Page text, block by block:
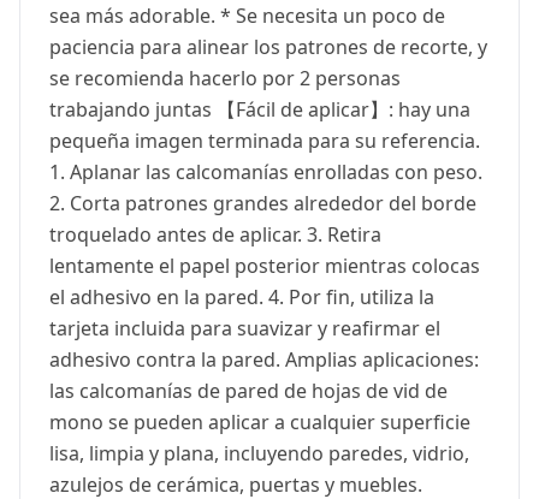
sea más adorable. * Se necesita un poco de
paciencia para alinear los patrones de recorte, y
se recomienda hacerlo por 2 personas
trabajando juntas 【Fácil de aplicar】: hay una
pequeña imagen terminada para su referencia.
1. Aplanar las calcomanías enrolladas con peso.
2. Corta patrones grandes alrededor del borde
troquelado antes de aplicar. 3. Retira
lentamente el papel posterior mientras colocas
el adhesivo en la pared. 4. Por fin, utiliza la
tarjeta incluida para suavizar y reafirmar el
adhesivo contra la pared. Amplias aplicaciones:
las calcomanías de pared de hojas de vid de
mono se pueden aplicar a cualquier superficie
lisa, limpia y plana, incluyendo paredes, vidrio,
azulejos de cerámica, puertas y muebles.